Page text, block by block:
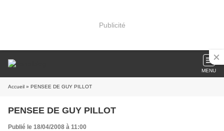
Publicité
MENU
Accueil » PENSEE DE GUY PILLOT
PENSEE DE GUY PILLOT
Publié le 18/04/2008 à 11:00